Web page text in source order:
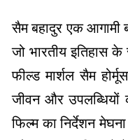
सैम बहादुर एक आगामी
जो भारतीय इतिहास
फील्ड मार्शल सैम
जीवन और उपलब्धियों
फिल्म का निर्देशन